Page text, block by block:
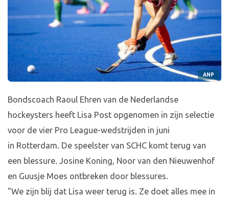
ANP
Bondscoach Raoul Ehren van de Nederlandse
hockeysters heeft Lisa Post opgenomen in zijn selectie
voor de vier Pro League-wedstrijden in juni
in Rotterdam. De speelster van SCHC komt terug van
een blessure. Josine Koning, Noor van den Nieuwenhof
en Guusje Moes ontbreken door blessures.
"We zijn blij dat Lisa weer terug is. Ze doet alles mee in